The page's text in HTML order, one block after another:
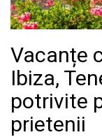
Vacanțe
Ibiza,
potrivite
prietenii